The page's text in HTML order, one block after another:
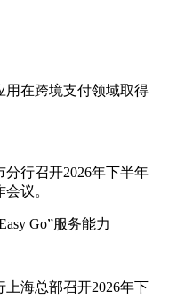
用在跨境支付领域取得
行召开2026年下半年
议。
Go”服务能力
上海总部召开2026年下